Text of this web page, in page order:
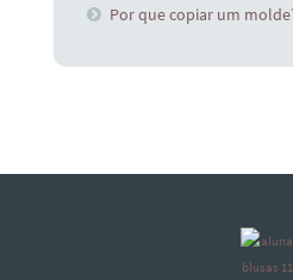
Por que copiar um